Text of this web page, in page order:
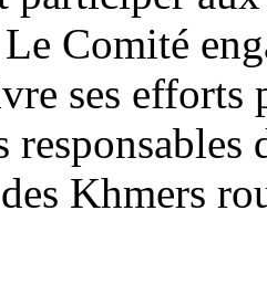
Comité
ses efforts
Khmers